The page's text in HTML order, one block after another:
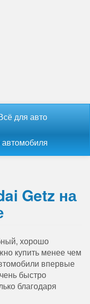
для авто
автомобиля
Getz на
хорошо
купить менее чем
впервые
быстро
благодаря